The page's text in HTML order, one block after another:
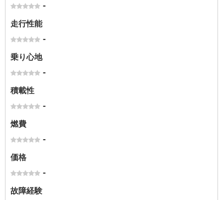
-
走行性能
-
乗り心地
-
積載性
-
燃費
-
価格
-
故障経験